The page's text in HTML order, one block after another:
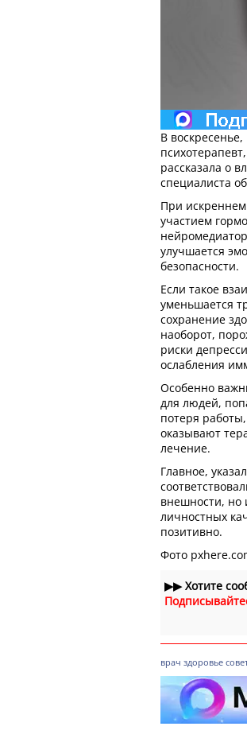
В
рассказала о
специалиста
При
участием
улучшается
безопасности.
Если такое
уменьшается
сохранение
наоборот,
риски
ослабления
Особенно
для людей,
потеря
оказывают
лечение.
Главное,
внешности, но
личностных
позитивно.
Фото
▶▶Хотите
врач здоровье